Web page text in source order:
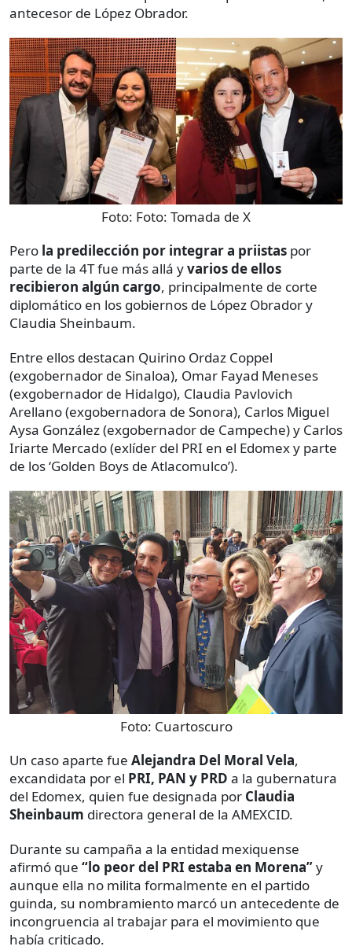
antecesor de López Obrador.
Foto: Foto: Tomada de X
Pero la predilección por integrar a priistas por
parte de la 4T fue más allá yvarios de ellos
recibieron algún cargo, principalmente de corte
diplomático en los gobiernos de López Obrador y
Claudia Sheinbaum.
Entre ellos destacan Quirino Ordaz Coppel
(exgobernador de Sinaloa), Omar Fayad Meneses
(exgobernador de Hidalgo), Claudia Pavlovich
Arellano (exgobernadora de Sonora), Carlos Miguel
Aysa González (exgobernador de Campeche) y Carlos
Iriarte Mercado (exlíder del PRI en el Edomex y parte
de los ‘Golden Boys de Atlacomulco’).
Foto: Cuartoscuro
Un caso aparte fue Alejandra Del Moral Vela,
excandidata por el PRI, PAN y PRD a la gubernatura
del Edomex, quien fue designada por Claudia
Sheinbaum directora general de la AMEXCID.
Durante su campaña a la entidad mexiquense
afirmó que “lo peor del PRI estaba en Morena”y
aunque ella no milita formalmente en el partido
guinda, su nombramiento marcó un antecedente de
incongruencia al trabajar para el movimiento que
había criticado.